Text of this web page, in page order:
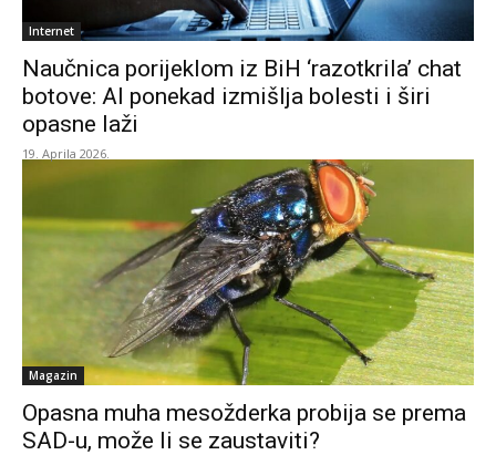
Internet
Naučnica porijeklom iz BiH ‘razotkrila’ chat
botove: AI ponekad izmišlja bolesti i širi
opasne laži
19. Aprila 2026.
Magazin
Opasna muha mesožderka probija se prema
SAD-u, može li se zaustaviti?